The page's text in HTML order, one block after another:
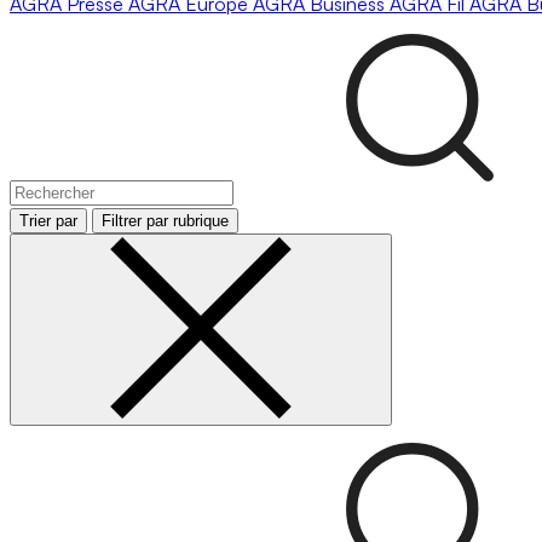
Trier par Filtrer par rubrique